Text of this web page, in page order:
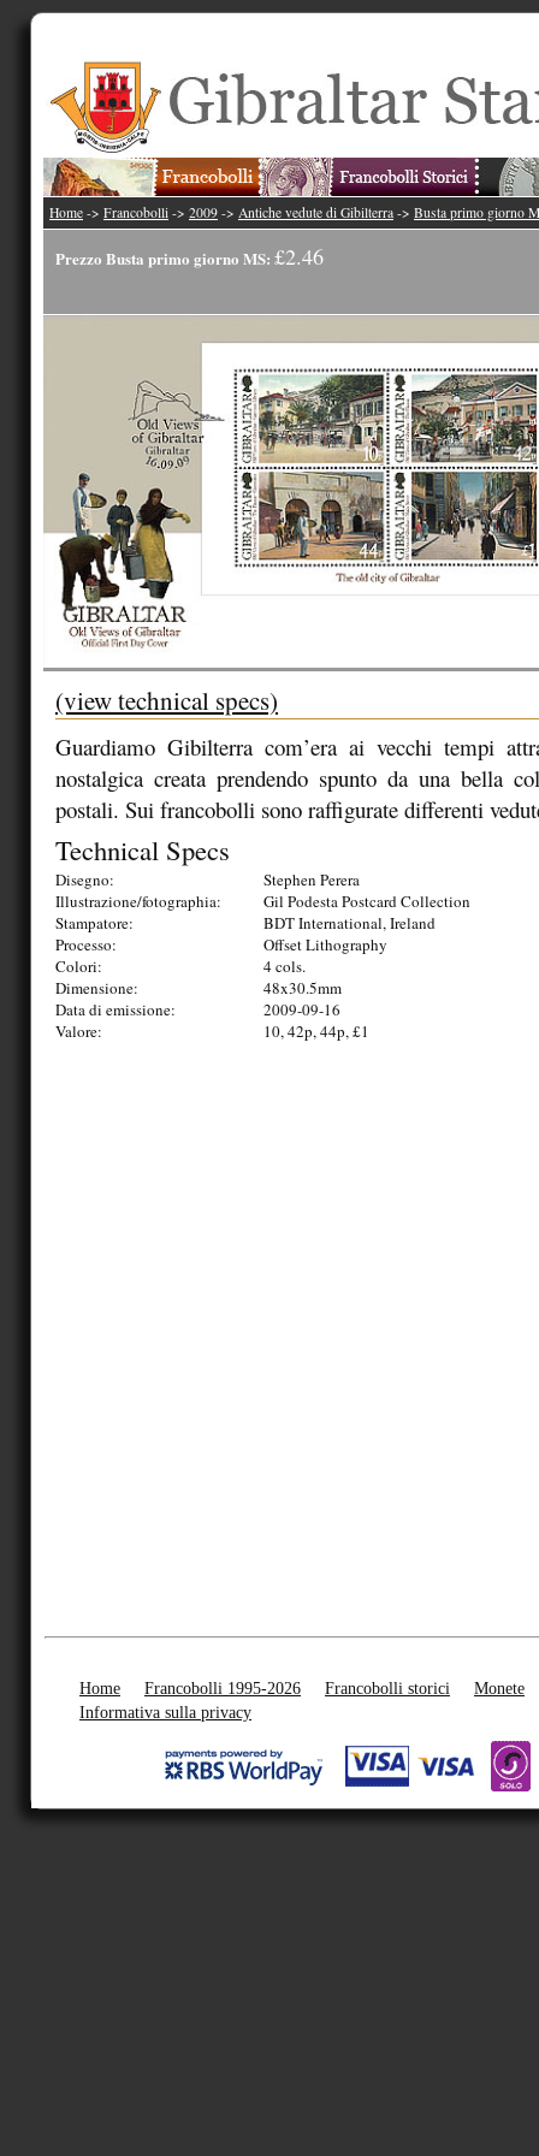
Home -> Francobolli -> 2009 -> Antiche vedute di Gibilterra -> Busta primo giorno
Prezzo Busta primo giorno MS: £2.46
(view technical specs)
Guardiamo Gibilterra com’era ai vecchi tempi
nostalgica creata prendendo spunto da una bella
postali. Sui francobolli sono raffigurate differenti
Technical Specs
Disegno:
Stephen Perera
Illustrazione/fotographia:
Gil Podesta Postcard Collection
Stampatore:
BDT International, Ireland
Processo:
Offset Lithography
Colori:
4 cols.
Dimensione:
48x30.5mm
Data di emissione:
2009-09-16
Valore:
10, 42p, 44p, £1
Home Francobolli 1995-2026 Francobolli storici
Monete
Informativa sulla privacy